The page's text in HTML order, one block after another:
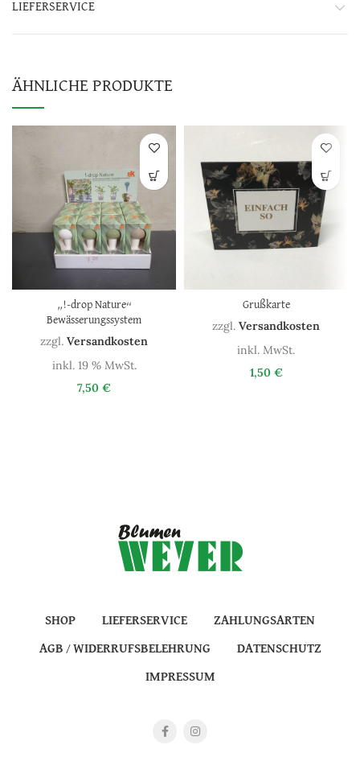
LIEFERSERVICE
ÄHNLICHE PRODUKTE
„!-drop Nature“
Bewässerungssystem
7,50 €
inkl. 19 % MwSt.
zzgl. Versandkosten
Grußkarte
1,50 €
inkl. MwSt.
zzgl. Versandkosten
SHOP LIEFERSERVICE ZAHLUNGSARTEN
AGB / WIDERRUFSBELEHRUNG DATENSCHUTZ
IMPRESSUM